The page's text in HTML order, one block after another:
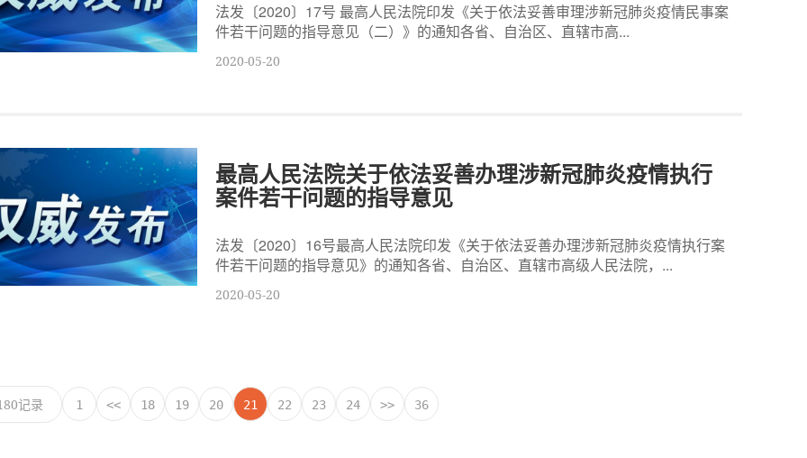
法发〔2020〕17号 最高人民法院印发《关于依法妥善审理涉新冠肺炎疫情民事案
件若干问题的指导意见（二）》的通知各省、自治区、直辖市高...
2020-05-20
最高人民法院关于依法妥善办理涉新冠肺炎疫情执行
案件若干问题的指导意见
法发〔2020〕16号最高人民法院印发《关于依法妥善办理涉新冠肺炎疫情执行案
件若干问题的指导意见》的通知各省、自治区、直辖市高级人民法院，...
2020-05-20
记录 1 << 18 19 20 21 22 23 24 >> 36